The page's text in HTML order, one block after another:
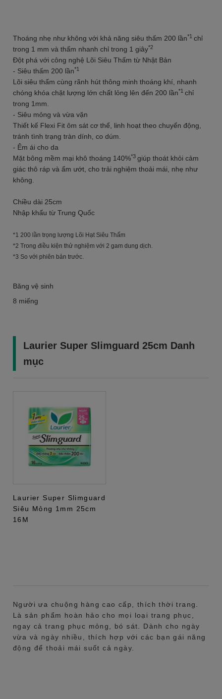
Thoáng nhẹ như không với khả năng siêu thấm 200 lần*1 chỉ
trong 1 mm và thấm nhanh chỉ trong 1 giây*2
Đột phá với công nghệ Lõi Siêu Thấm từ Nhật Bản
- Siêu thấm 200 lần*1
Lõi siêu thấm cùng rãnh hút thông minh thoáng khí, nhanh
chóng khóa chặt lượng lớn chất lỏng lên đến 200 lần*1 chỉ
trong 1mm.
- Siêu mỏng và vừa vặn
Thiết kế Flexi Fit ôm sát cơ thể, linh hoạt theo chuyển động,
tránh tình trạng tràn dính, co dúm.
- Êm ái cho da
Mặt bông mềm mại khô thoáng 140%*3 giúp thoát khỏi cảm
giác thô ráp và ẩm ướt, cho trải nghiệm thoải mái, nhẹ như
không.
Chiều dài 25cm
Nhập khẩu từ Trung Quốc
*1 200 lần trọng lượng Lõi Hạt Siêu Thấm
*2 Trong điều kiện thử nghiệm với 2 gam dung dịch.
*3 So với phiên bản trước.
Băng vệ sinh
8 miếng
Laurier Super Slimguard 25cm Danh
mục
Laurier Super Slimguard
Siêu Mỏng 1mm 25cm
16M
Người ưa chuộng hàng cao cấp, thích thời trang.
Là sản phẩm hoàn hảo cho mọi loại trang phục,
ngay cả trang phục mỏng, bó sát. Dành cho ngày
vừa và ngày nhiều, thích hợp với các bạn gái năng
động để thoải mái suốt cả ngày.